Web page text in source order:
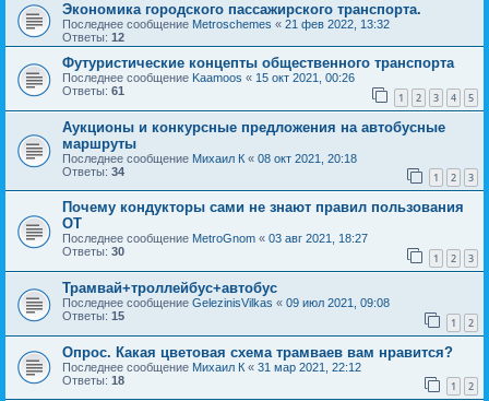
Экономика городского пассажирского транспорта.
Последнее сообщение Metroschemes « 21 фев 2022, 13:32
Ответы: 12
Футуристические концепты общественного транспорта
Последнее сообщение Kaamoos « 15 окт 2021, 00:26
Ответы: 61 1 2 3 4 5
Аукционы и конкурсные предложения на автобусные
маршруты
Последнее сообщение Михаил К « 08 окт 2021, 20:18
Ответы: 34 1 2 3
Почему кондукторы сами не знают правил пользования
ОТ
Последнее сообщение MetroGnom « 03 авг 2021, 18:27
Ответы: 30 1 2 3
Трамвай+троллейбус+автобус
Последнее сообщение GelezinisVilkas « 09 июл 2021, 09:08
Ответы: 15 1 2
Опрос. Какая цветовая схема трамваев вам нравится?
Последнее сообщение Михаил К « 31 мар 2021, 22:12
Ответы: 18 1 2